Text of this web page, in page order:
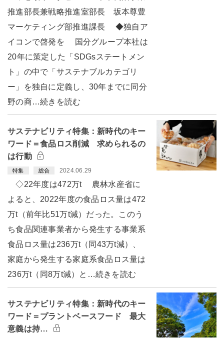
推進部長兼戦略推進室部長 坂本尊豊
マーケティング部推進課長 ◆独自ア
イコンで啓発を 国分グループ本社は
20年に策定した「SDGsステートメン
ト」の中で「サステナブルカテゴリ
ー」を独自に定義し、30年までに同分
野の商…続きを読む
サステナビリティ特集：新時代のキー
ワード＝食品ロス削減 求められるの
は行動
特集 総合 2024.06.29
◇22年度は472万t 農林水産省に
よると、2022年度の食品ロス量は472
万t（前年比51万t減）だった。このう
ち食品関連事業者から発生する事業系
食品ロス量は236万t（同43万t減）、
家庭から発生する家庭系食品ロス量は
236万t（同8万t減）と…続きを読む
サステナビリティ特集：新時代のキー
ワード＝プラントベースフード 最大
意義は持…